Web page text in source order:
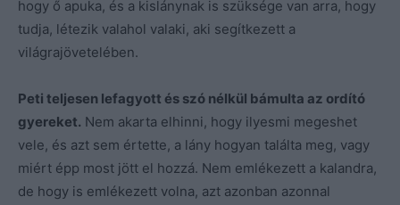
hogy ő apuka, és a kislánynak is szüksége van arra, hogy
tudja, létezik valahol valaki, aki segítkezett a
világrajövetelében.
Peti teljesen lefagyott és szó nélkül bámulta az ordító
gyereket. Nem akarta elhinni, hogy ilyesmi megeshet
vele, és azt sem értette, a lány hogyan találta meg, vagy
miért épp most jött el hozzá. Nem emlékezett a kalandra,
de hogy is emlékezett volna, azt azonban azonnal